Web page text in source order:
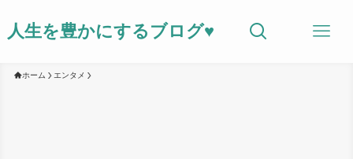
人生を豊かにするブログ♥
ホーム エンタメ